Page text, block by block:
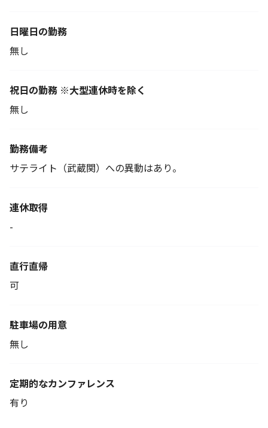
日曜日の勤務
無し
祝日の勤務 ※大型連休時を除く
無し
勤務備考
サテライト（武蔵関）への異動はあり。
連休取得
-
直行直帰
可
駐車場の用意
無し
定期的なカンファレンス
有り